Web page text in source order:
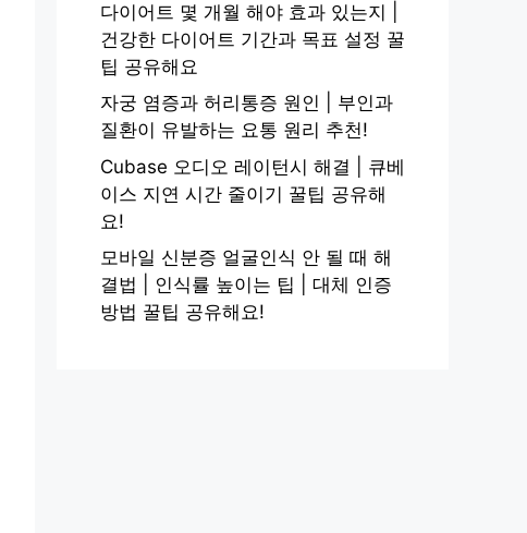
다이어트 몇 개월 해야 효과 있는지 |
건강한 다이어트 기간과 목표 설정 꿀
팁 공유해요
자궁 염증과 허리통증 원인 | 부인과
질환이 유발하는 요통 원리 추천!
Cubase 오디오 레이턴시 해결 | 큐베
이스 지연 시간 줄이기 꿀팁 공유해
요!
모바일 신분증 얼굴인식 안 될 때 해
결법 | 인식률 높이는 팁 | 대체 인증
방법 꿀팁 공유해요!